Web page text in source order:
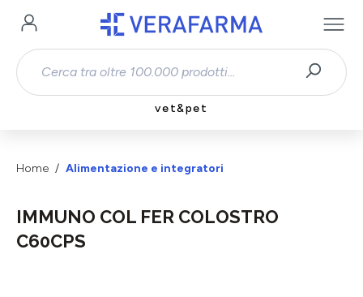
Passa al contenuto principale
vet&pet
Home Alimentazione e integratori
IMMUNO COL FER COLOSTRO
C60CPS